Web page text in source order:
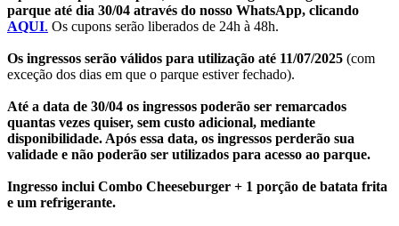
parque até dia 30/04 através do nosso WhatsApp, clicando
AQUI. Os cupons serão liberados de 24h à 48h.
Os ingressos serão válidos para utilização até 11/07/2025 (com
exceção dos dias em que o parque estiver fechado).
Até a data de 30/04 os ingressos poderão ser remarcados
quantas vezes quiser, sem custo adicional, mediante
disponibilidade. Após essa data, os ingressos perderão sua
validade e não poderão ser utilizados para acesso ao parque.
Ingresso inclui Combo Cheeseburger + 1 porção de batata frita
e um refrigerante.